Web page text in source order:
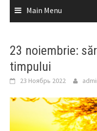
Main Menu
23 noiembrie:
timpului
23 Ноябрь 2022